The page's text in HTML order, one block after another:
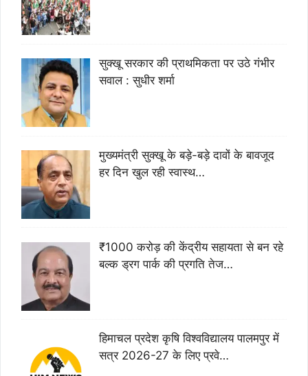
सुक्खू सरकार की प्राथमिकता पर उठे गंभीर
सवाल : सुधीर शर्मा
मुख्यमंत्री सुक्खू के बड़े-बड़े दावों के बावजूद
हर दिन खुल रही स्वास्थ…
₹1000 करोड़ की केंद्रीय सहायता से बन रहे
बल्क ड्रग पार्क की प्रगति तेज…
हिमाचल प्रदेश कृषि विश्वविद्यालय पालमपुर में
सत्र 2026-27 के लिए प्रवे…